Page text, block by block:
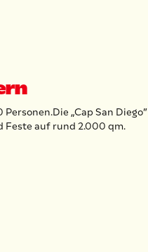
„Cap San Diego”
Feste auf rund 2.000 qm.